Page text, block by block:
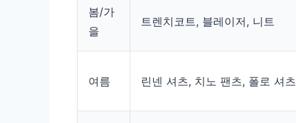
봄/가
을
트렌치코트, 블레이저, 니트
여름 린넨 셔츠, 치노 팬츠, 폴로 셔츠